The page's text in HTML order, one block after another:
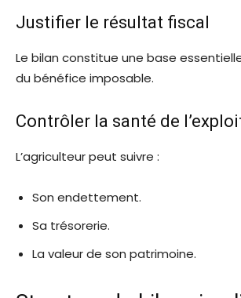
Justifier le résultat fiscal
Le bilan constitue une base
du bénéfice imposable.
Contrôler la santé de
L’agriculteur peut suivre :
Son endettement.
Sa trésorerie.
La valeur de son patrimoine.